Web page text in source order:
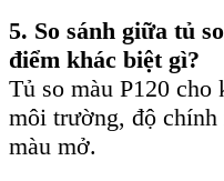
5. So sánh giữa tủ
điểm khác biệt gì?
Tủ so màu P120 cho
môi trường, độ chính
màu mở.